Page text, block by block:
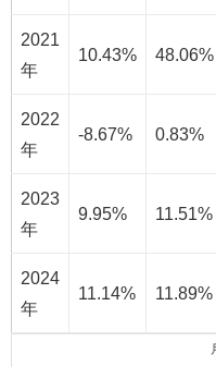
2021
年
10.43% 48.06%
2022
年
-8.67% 0.83%
2023
年
9.95% 11.51%
2024
年
11.14% 11.89%